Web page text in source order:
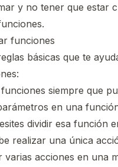
y no tener que estar
funciones
básicas que te
siempre que
en una
dividir esa función
realizar una única
varias acciones en una